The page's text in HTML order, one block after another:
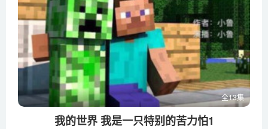
全13集
我的世界 我是一只特别的苦力怕1